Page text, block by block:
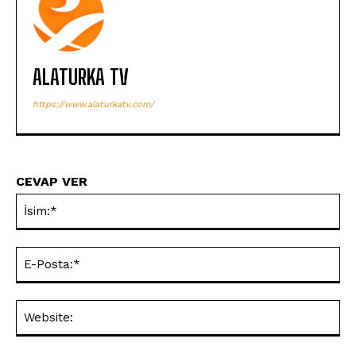
ALATURKA TV
https://www.alaturkatv.com/
CEVAP VER